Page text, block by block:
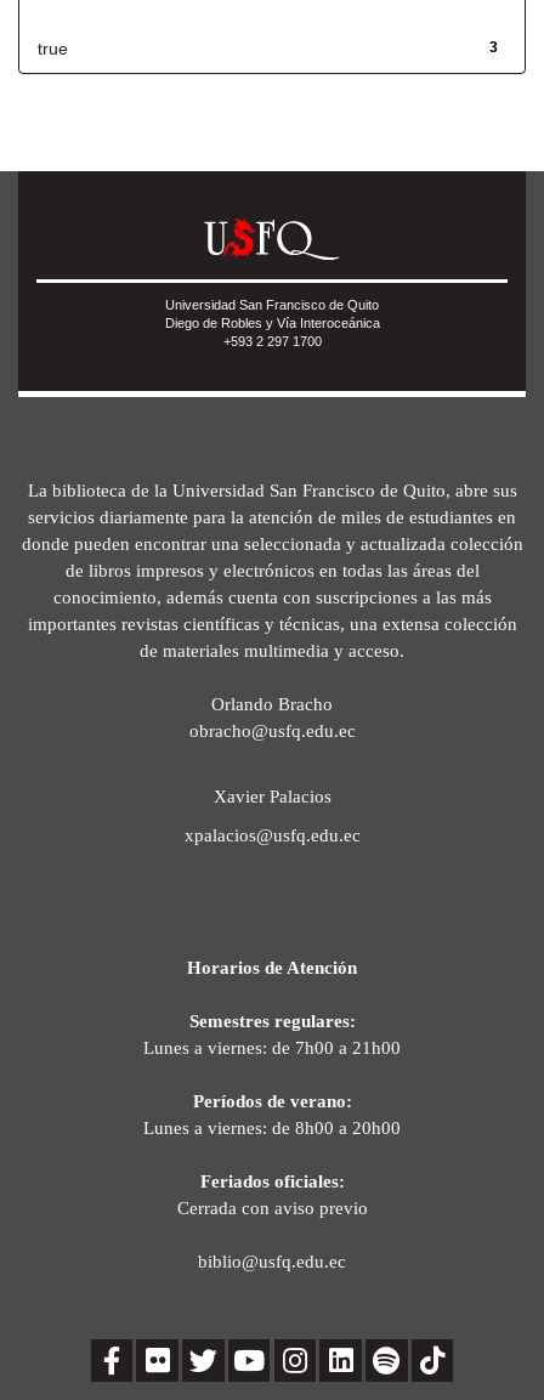
3
true
Universidad San Francisco de Quito
Diego de Robles y Vía Interoceánica
+593 2 297 1700
La biblioteca de la Universidad San Francisco de Quito, abre sus
servicios diariamente para la atención de miles de estudiantes en
donde pueden encontrar una seleccionada y actualizada colección
de libros impresos y electrónicos en todas las áreas del
conocimiento, además cuenta con suscripciones a las más
importantes revistas científicas y técnicas, una extensa colección
de materiales multimedia y acceso.
Orlando Bracho
obracho@usfq.edu.ec
Xavier Palacios
xpalacios@usfq.edu.ec
Horarios de Atención
Semestres regulares:
Lunes a viernes: de 7h00 a 21h00
Períodos de verano:
Lunes a viernes: de 8h00 a 20h00
Feriados oficiales:
Cerrada con aviso previo
biblio@usfq.edu.ec